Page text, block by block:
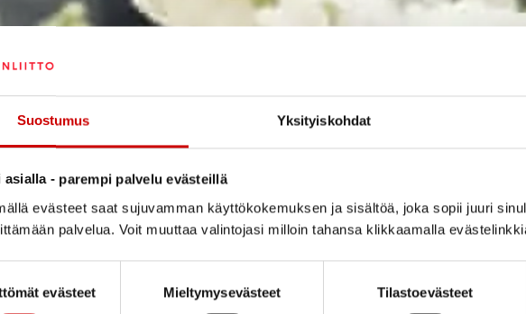
Suostumus Yksityiskohdat
asialla - parempi palvelu evästeillä
evästeet saat sujuvamman käyttökokemuksen ja sisältöä, joka sopii juuri
palvelua. Voit muuttaa valintojasi milloin tahansa klikkaamalla
evästeet
Mieltymysevästeet Tilastoevästeet
-tapahtumassa Kuopion torilla perjantaina 25.8. kello 9-16 ja lauantaina 26.8.